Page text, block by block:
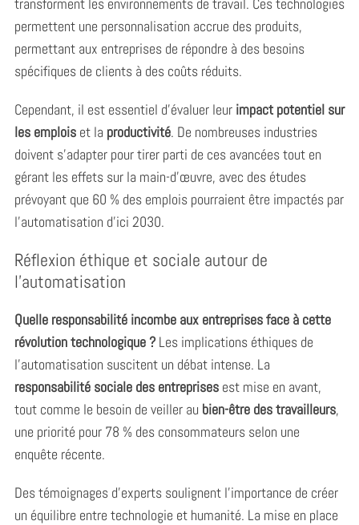
permettent une personnalisation accrue des produits,
permettant aux entreprises de répondre à des besoins
spécifiques de clients à des coûts réduits.
Cependant, il est essentiel d’évaluer leur impact potentiel sur
les emploiset la productivité. De nombreuses industries
doivent s’adapter pour tirer parti de ces avancées tout en
gérant les effets sur la main-d’œuvre, avec des études
prévoyant que 60 % des emplois pourraient être impactés par
l’automatisation d’ici 2030.
Réflexion éthique et sociale autour de
l’automatisation
Quelle responsabilité incombe aux entreprises face à cette
révolution technologique ?Les implications éthiques de
l’automatisation suscitent un débat intense. La
responsabilité sociale des entreprisesest mise en avant,
tout comme le besoin de veiller au bien-être des travailleurs,
une priorité pour 78 % des consommateurs selon une
enquête récente.
Des témoignages d’experts soulignent l’importance de créer
un équilibre entre technologie et humanité. La mise en place